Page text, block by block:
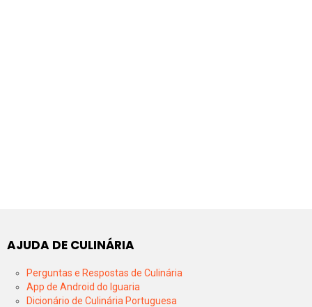
AJUDA DE CULINÁRIA
Perguntas e Respostas de Culinária
App de Android do Iguaria
Dicionário de Culinária Portuguesa